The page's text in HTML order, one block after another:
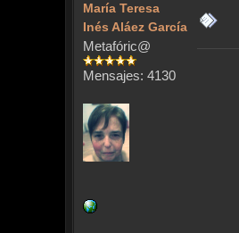
María Teresa
Inés Aláez García
Metafóric@
Mensajes: 4130